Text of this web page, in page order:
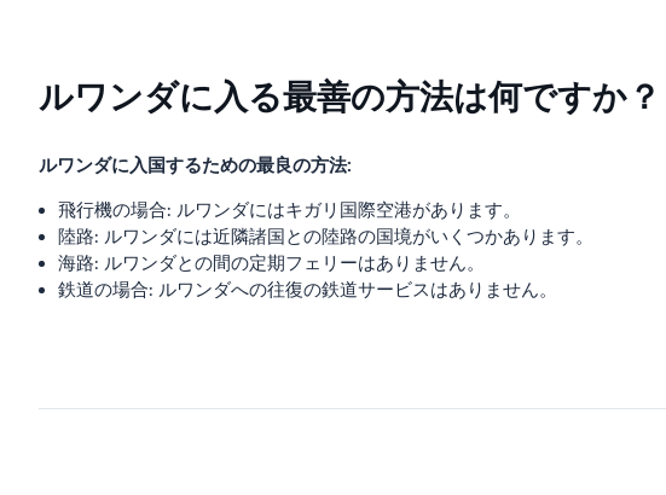
ルワンダに入る最善の方法は何ですか？
ルワンダに入国するための最良の方法:
飛行機の場合: ルワンダにはキガリ国際空港があります。
陸路: ルワンダには近隣諸国との陸路の国境がいくつかあります。
海路: ルワンダとの間の定期フェリーはありません。
鉄道の場合: ルワンダへの往復の鉄道サービスはありません。